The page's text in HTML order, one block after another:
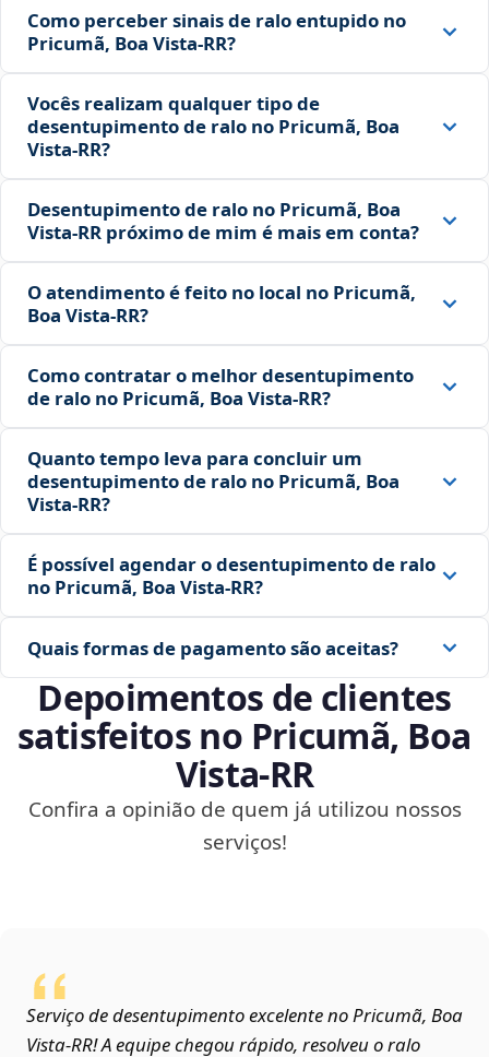
Como perceber sinais de ralo entupido no
Pricumã, Boa Vista‑RR?
Vocês realizam qualquer tipo de
desentupimento de ralo no Pricumã, Boa
Vista‑RR?
Desentupimento de ralo no Pricumã, Boa
Vista‑RR próximo de mim é mais em conta?
O atendimento é feito no local no Pricumã,
Boa Vista‑RR?
Como contratar o melhor desentupimento
de ralo no Pricumã, Boa Vista‑RR?
Quanto tempo leva para concluir um
desentupimento de ralo no Pricumã, Boa
Vista‑RR?
É possível agendar o desentupimento de ralo
no Pricumã, Boa Vista‑RR?
Quais formas de pagamento são aceitas?
Depoimentos de clientes
satisfeitos no Pricumã, Boa
Vista‑RR
Confira a opinião de quem já utilizou nossos
serviços!
Serviço de desentupimento excelente no Pricumã, Boa
Vista‑RR! A equipe chegou rápido, resolveu o ralo